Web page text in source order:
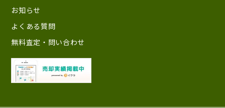
お知らせ
よくある質問
無料査定・問い合わせ